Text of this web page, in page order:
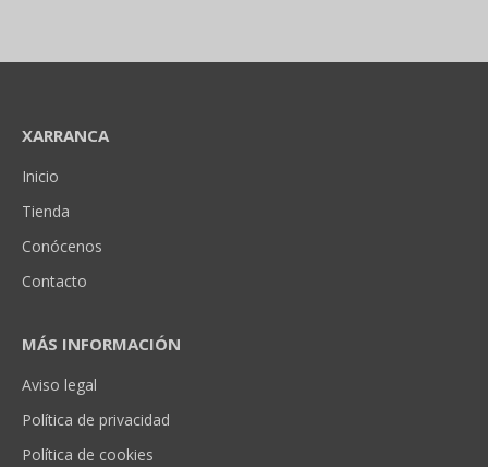
XARRANCA
Inicio
Tienda
Conócenos
Contacto
MÁS INFORMACIÓN
Aviso legal
Política de privacidad
Política de cookies